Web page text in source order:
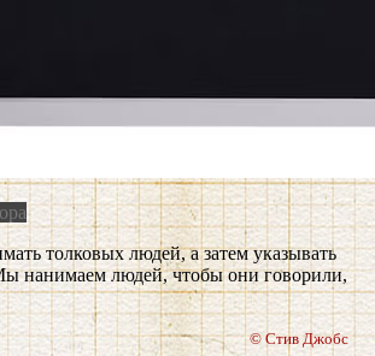
толковых людей, а затем указывать
нанимаем людей, чтобы они говорили,
© Стив Джобс